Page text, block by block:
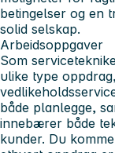
betingelser og en
solid selskap.
Arbeidsoppgaver
Som
ulike type
både planlegge,
innebærer både
kunder. Du